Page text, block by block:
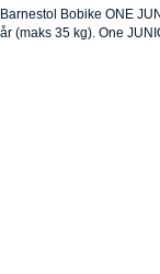
Barnestol Bobike ONE
år (maks 35 kg). One